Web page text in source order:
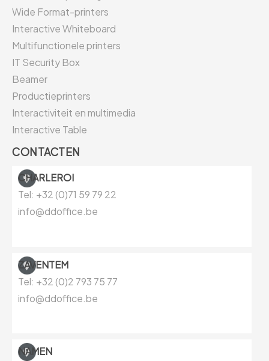
Wide Format-printers
Interactive Whiteboard
Multifunctionele printers
IT Security Box
Beamer
Productieprinters
Interactiviteit en multimedia
Interactive Table
CONTACTEN
CHARLEROI
Tel: +32 (0)71 59 79 22
info@ddoffice.be
ZAVENTEM
Tel: +32 (0)2 793 75 77
info@ddoffice.be
NAMEN